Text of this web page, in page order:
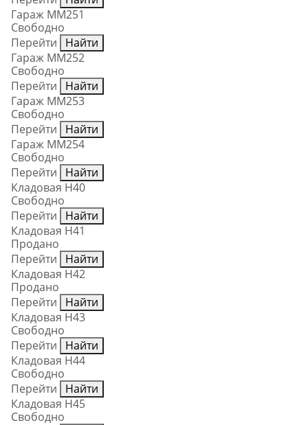
Гараж ММ251
Свободно
Перейти
Найти
Гараж ММ252
Свободно
Перейти
Найти
Гараж ММ253
Свободно
Перейти
Найти
Гараж ММ254
Свободно
Перейти
Найти
Кладовая Н40
Свободно
Перейти
Найти
Кладовая Н41
Продано
Перейти
Найти
Кладовая Н42
Продано
Перейти
Найти
Кладовая Н43
Свободно
Перейти
Найти
Кладовая Н44
Свободно
Перейти
Найти
Кладовая Н45
Свободно